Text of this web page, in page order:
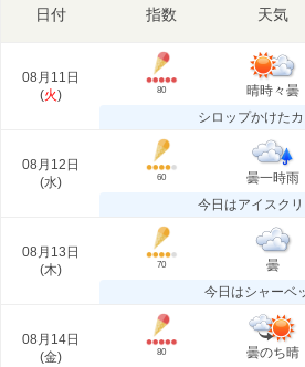
日付 指数 天気
08月11日
(火) 80 晴時々曇
シロップかけた
08月12日
(水) 60 曇一時雨
今日はアイスク
08月13日
(木) 70 曇
今日はシャーベ
08月14日
(金) 80 曇のち晴